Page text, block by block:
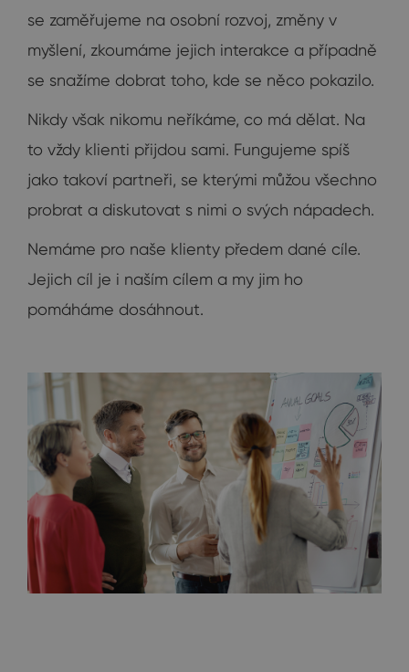
se zaměřujeme na osobní rozvoj, změny v
myšlení, zkoumáme jejich interakce a případně
se snažíme dobrat toho, kde se něco pokazilo.
Nikdy však nikomu neříkáme, co má dělat. Na
to vždy klienti přijdou sami. Fungujeme spíš
jako takoví partneři, se kterými můžou všechno
probrat a diskutovat s nimi o svých nápadech.
Nemáme pro naše klienty předem dané cíle.
Jejich cíl je i naším cílem a my jim ho
pomáháme dosáhnout.